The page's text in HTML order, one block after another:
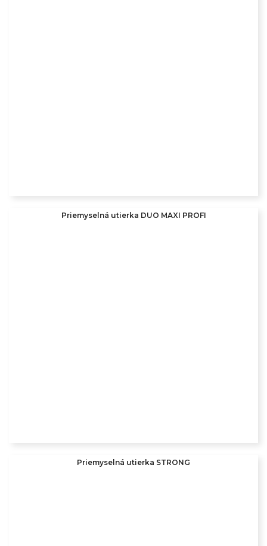
Priemyselná utierka DUO MAXI PROFI
Priemyselná utierka STRONG